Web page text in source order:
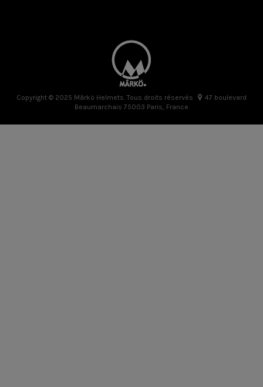
Copyright © 2025 Mârkö Helmets. Tous droits réservés
47 boulevard
Beaumarchais 75003 Paris, France